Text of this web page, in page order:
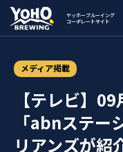
ヤッホーブルーイング
コーポレートサイト
メディア掲載
【テレビ】
「abnステー
リアンズが紹